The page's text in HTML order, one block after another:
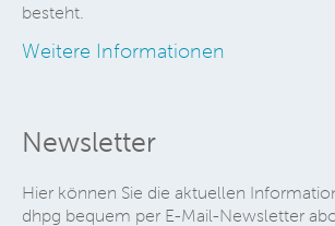
besteht.
Weitere Informationen
Newsletter
Hier können Sie die aktuellen
dhpg bequem per E-Mail-Newsletter